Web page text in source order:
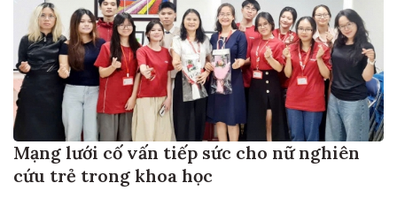
Mạng lưới cố vấn tiếp sức cho nữ nghiên
cứu trẻ trong khoa học